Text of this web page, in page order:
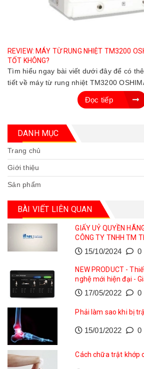
REVIEW: MÁY TỪ RUNG NHIỆT TM3200
TỐT KHÔNG?
Tìm hiểu ngay bài viết dưới đây để có
tiết về máy từ rung nhiệt TM3200
Đọc tiếp
DANH MỤC
Trang chủ
Giới thiệu
Sản phẩm
BÀI VIẾT LIÊN QUAN
GIẤY UỶ QUYỀN
CÔNG TY TNHH TM
15/10/2024 0
NEW PRODUCT -
nghệ mới hiện đại -
phục hồi vận động
17/05/2022 0
Phải làm sao khi bị
15/01/2022 0
Cách chữa trật khớp